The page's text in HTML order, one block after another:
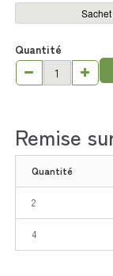
Quantité
Remise
Quantité
2
4